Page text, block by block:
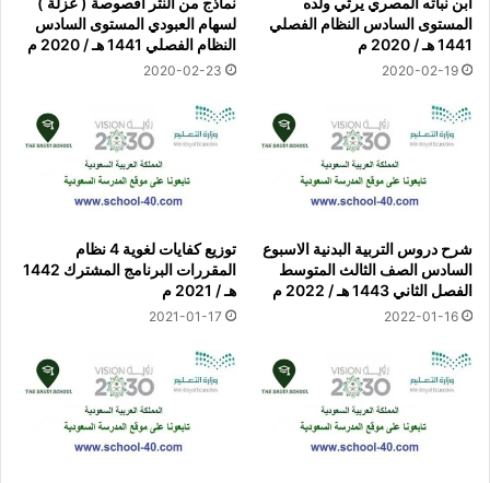
المستوى السادس النظام الفصلي
1441 هـ / 2020 م
2020-02-19
لسهام العبودي المستوى السادس
النظام الفصلي 1441 هـ / 2020 م
2020-02-23
شرح دروس التربية البدنية الاسبوع
السادس الصف الثالث المتوسط
الفصل الثاني 1443 هـ / 2022 م
2022-01-16
توزيع كفايات لغوية 4 نظام
المقررات البرنامج المشترك 1442
هـ / 2021 م
2021-01-17